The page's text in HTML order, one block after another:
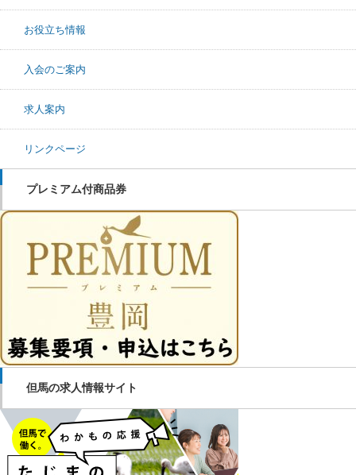
お役立ち情報
入会のご案内
求人案内
リンクページ
プレミアム付商品券
但馬の求人情報サイト